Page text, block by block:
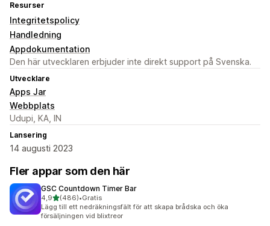
Resurser
Integritetspolicy
Handledning
Appdokumentation
Den här utvecklaren erbjuder inte direkt support på Svenska.
Utvecklare
Apps Jar
Webbplats
Udupi, KA, IN
Lansering
14 augusti 2023
Fler appar som den här
GSC Countdown Timer Bar
4,9av 5 stjärnor
(486)
486 recensioner totalt
•Gratis
Lägg till ett nedräkningsfält för att skapa brådska och öka
försäljningen vid blixtreor